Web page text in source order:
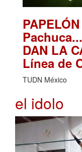
DAN LA
Línea de
TUDN México
el idolo